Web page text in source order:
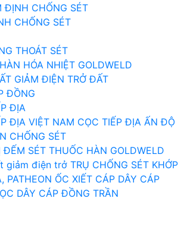
ĐỊNH CHỐNG SÉT
CHỐNG SÉT
THOÁT SÉT
HÓA NHIỆT GOLDWELD
GIẢM ĐIỆN TRỞ ĐẤT
ĐỒNG
ĐỊA
ĐỊA VIỆT NAM CỌC TIẾP ĐỊA ẤN ĐỘ
CHỐNG SÉT
ĐẾM SÉT THUỐC HÀN GOLDWELD
giảm điện trở TRỤ CHỐNG SÉT KHỚP
PATHEON ỐC XIẾT CÁP DÂY CÁP
DÂY CÁP ĐỒNG TRẦN